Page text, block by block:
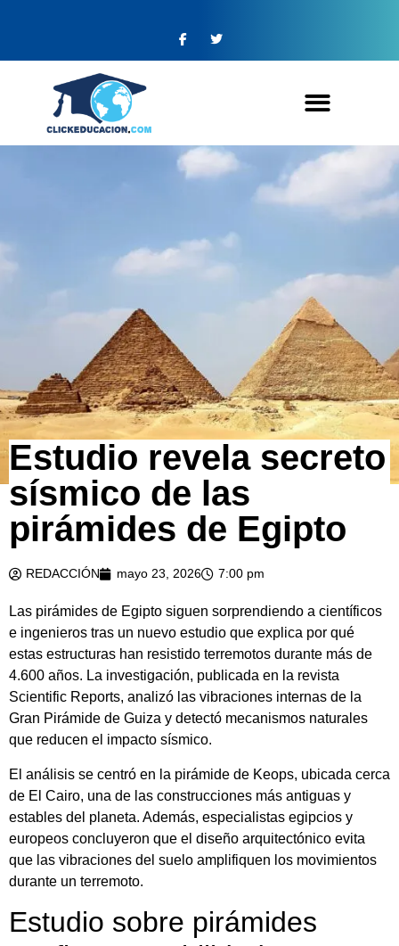
Estudio revela secreto
sísmico de las
pirámides de Egipto
REDACCIÓN mayo 23, 2026 7:00 pm
Las pirámides de Egipto siguen sorprendiendo a científicos
e ingenieros tras un nuevo estudio que explica por qué
estas estructuras han resistido terremotos durante más de
4.600 años. La investigación, publicada en la revista
Scientific Reports, analizó las vibraciones internas de la
Gran Pirámide de Guiza y detectó mecanismos naturales
que reducen el impacto sísmico.
El análisis se centró en la pirámide de Keops, ubicada cerca
de El Cairo, una de las construcciones más antiguas y
estables del planeta. Además, especialistas egipcios y
europeos concluyeron que el diseño arquitectónico evita
que las vibraciones del suelo amplifiquen los movimientos
durante un terremoto.
Estudio sobre pirámides